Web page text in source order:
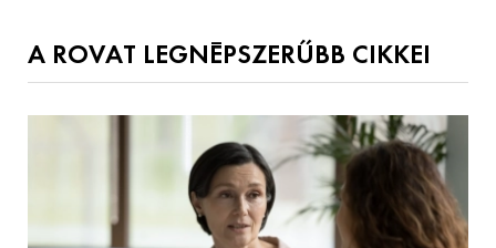
A ROVAT LEGNÉPSZERŰBB CIKKEI